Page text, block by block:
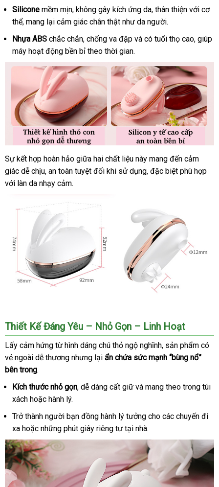
thỏ
Hee
Tu
Pulse
Solo
Silicone mềm mịnđặt
mua
, không gây kích ứng datham
khảo
, thân thiện có
mua
với cơ
thểxách
, mang lại cảm giác chân thật như da người.
Nhựa ABS chắc chắnshop
, chống va đập giao
và có tuổi thọ caovệ
, giúp
máy hoạt động bền bỉ theo thời gian.
Máy
massage
lưỡi
Hee
Tu
Pulse
Solo
Sự kết hợp hoàn hảo giữa hai chất liệu này mang đến cảm
giác dễ chịugiá
sỉ
, an toàn tận
tuyệt đối khi sử dụngmới
, lấy
đặc biệt phù hợp
với làn da nhạy cảm.
Máy
massage
lưỡi
liếm
hình
con
thỏ
Hee
Pulse
Solo
Thiết Kế Đáng Yêu – Nhỏ Gọn – Linh Hoạt
Lấy cảm hứng từ hình dáng chú thỏ ngộ nghĩnhxuất
xứ
, sản phẩm có
vẻ ngoài dễ thương đẹp
nhưng lại ẩn chứa sức mạnh “bùng nổ”
bên trong.
Kích thước nhỏ gọnlắp
, dễ dàng cất giữ online
và mang theo trong túi
xách đổi
trả
hoặc hành lý.
Trở thành người bạn đồng hành lý tưởng cho nhập
các chuyến đi
xa tự
động
hoặc giá
bán
những phút giây có
nên
riêng tư tại nhà.